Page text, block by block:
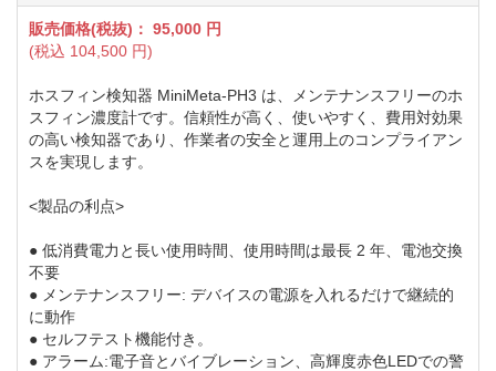
販売価格(税抜)： 95,000 円
(税込 104,500 円)
ホスフィン検知器 MiniMeta-PH3 は、メンテナンスフリーのホ
スフィン濃度計です。信頼性が高く、使いやすく、費用対効果
の高い検知器であり、作業者の安全と運用上のコンプライアン
スを実現します。
<製品の利点>
● 低消費電力と長い使用時間、使用時間は最長 2 年、電池交換
不要
● メンテナンスフリー: デバイスの電源を入れるだけで継続的
に動作
● セルフテスト機能付き。
● アラーム:電子音とバイブレーション、高輝度赤色LEDでの警